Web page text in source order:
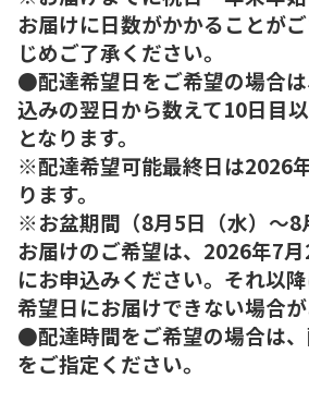
お届けに日数がかかることが
じめご了承ください。
●配達希望日をご希望の場合
込みの翌日から数えて10日目
となります。
※配達希望可能最終日は2026
ります。
※お盆期間（8月5日（水）～8
お届けのご希望は、2026年7
にお申込みください。それ以
希望日にお届けできない場合が
●配達時間をご希望の場合は
をご指定ください。